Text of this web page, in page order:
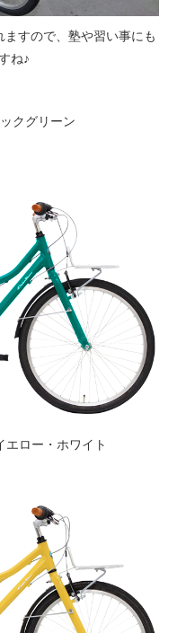
すので、塾や習い事にも
ね♪
クグリーン
ロー・ホワイト